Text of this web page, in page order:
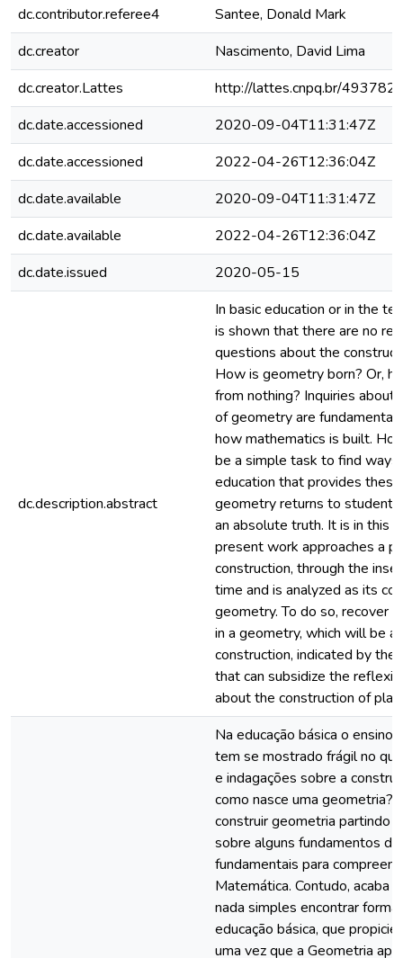
dc.contributor.referee4
Santee, Donald Mark
dc.creator
Nascimento, David Lima
dc.creator.Lattes
http://lattes.cnpq.br/
dc.date.accessioned
2020-09-04T11:31:47Z
dc.date.accessioned
2022-04-26T12:36:04Z
dc.date.available
2020-09-04T11:31:47Z
dc.date.available
2022-04-26T12:36:04Z
dc.date.issued
2020-05-15
dc.description.abstract
In basic education or in the
is shown that there are no
questions about the
How is geometry born? Or,
from nothing? Inquiries about
of geometry are fundamental
how mathematics is built.
be a simple task to find ways
education that provides
geometry returns to
an absolute truth. It is in this
present work approaches a
construction, through the
time and is analyzed as its
geometry. To do so, recover
in a geometry, which will be
construction, indicated by the
that can subsidize the
about the construction of
Na educação básica o ensino
tem se mostrado frágil no
e indagações sobre a
como nasce uma geometria?
construir geometria partindo
sobre alguns fundamentos
fundamentais para
Matemática. Contudo, acaba
nada simples encontrar
educação básica, que
uma vez que a Geometria